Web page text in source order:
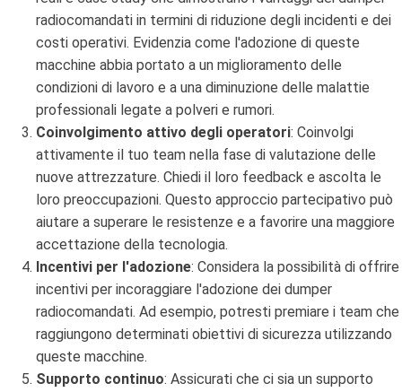
radiocomandati in termini di riduzione degli incidenti e dei
costi operativi. Evidenzia come l'adozione di queste
macchine abbia portato a un miglioramento delle
condizioni di lavoro e a una diminuzione delle malattie
professionali legate a polveri e rumori.
Coinvolgimento attivo degli operatori: Coinvolgi
attivamente il tuo team nella fase di valutazione delle
nuove attrezzature. Chiedi il loro feedback e ascolta le
loro preoccupazioni. Questo approccio partecipativo può
aiutare a superare le resistenze e a favorire una maggiore
accettazione della tecnologia.
Incentivi per l'adozione: Considera la possibilità di offrire
incentivi per incoraggiare l'adozione dei dumper
radiocomandati. Ad esempio, potresti premiare i team che
raggiungono determinati obiettivi di sicurezza utilizzando
queste macchine.
Supporto continuo: Assicurati che ci sia un supporto